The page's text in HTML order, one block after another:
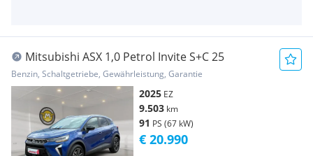
Mitsubishi ASX 1,0 Petrol Invite S+C 25
Benzin, Schaltgetriebe, Gewährleistung, Garantie
2025 EZ
9.503 km
91 PS (67 kW)
€ 20.990